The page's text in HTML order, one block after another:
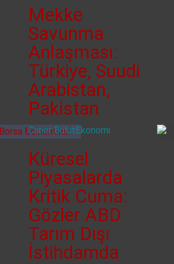
Mekke
Savunma
Anlaşması:
Türkiye, Suudi
Arabistan,
Pakistan
Caner BulutEkonomi
Küresel
Piyasalarda
Kritik Cuma:
Gözler ABD
Tarım Dışı
İstihdamda